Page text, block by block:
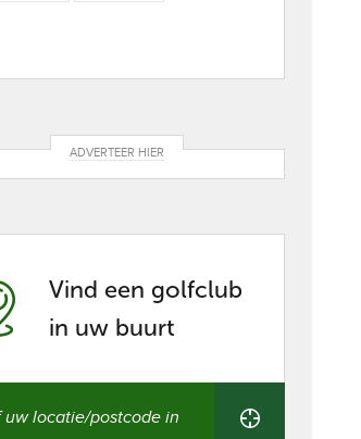
ADVERTEER HIER
Vind een golfclub
in uw buurt